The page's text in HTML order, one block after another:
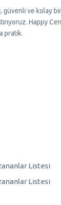
güvenli ve kolay
Happy
pratik.
Listesi
Listesi